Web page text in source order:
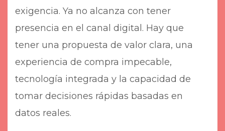
exigencia. Ya no alcanza con tener
presencia en el canal digital. Hay que
tener una propuesta de valor clara, una
experiencia de compra impecable,
tecnología integrada y la capacidad de
tomar decisiones rápidas basadas en
datos reales.